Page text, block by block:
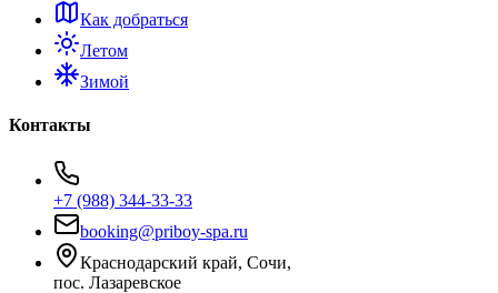
Как добраться
Летом
Зимой
Контакты
+7 (988) 344-33-33
booking@priboy-spa.ru
Краснодарский край, Сочи,
пос. Лазаревское